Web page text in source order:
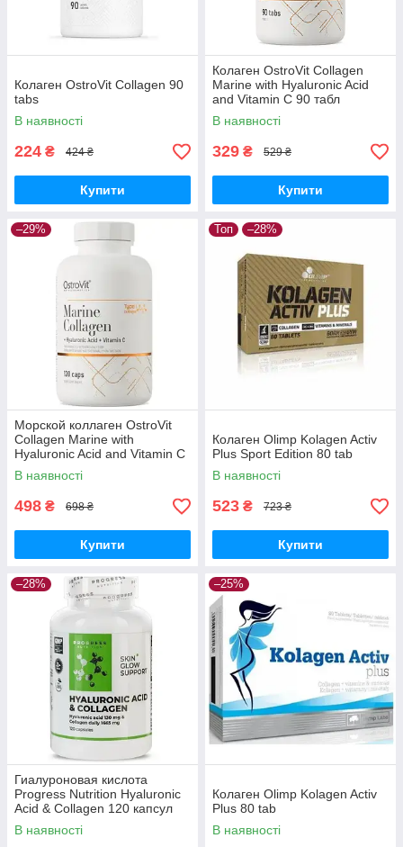
Колаген OstroVit Collagen 90
tabs
В наявності
224 ₴ 424 ₴
Купити
Колаген OstroVit Collagen
Marine with Hyaluronic Acid
and Vitamin C 90 табл
В наявності
329 ₴ 529 ₴
Купити
–29%
Морской коллаген OstroVit
Collagen Marine with
Hyaluronic Acid and Vitamin C
120 капсул
В наявності
498 ₴ 698 ₴
Купити
Топ –28%
Колаген Olimp Kolagen Activ
Plus Sport Edition 80 tab
В наявності
523 ₴ 723 ₴
Купити
–28%
Гиалуроновая кислота
Progress Nutrition Hyaluronic
Acid & Collagen 120 капсул
В наявності
–25%
Колаген Olimp Kolagen Activ
Plus 80 tab
В наявності